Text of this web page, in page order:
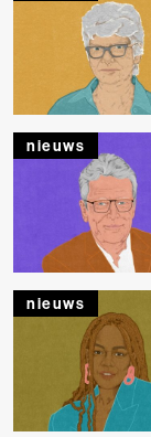
nieuws
nieuws